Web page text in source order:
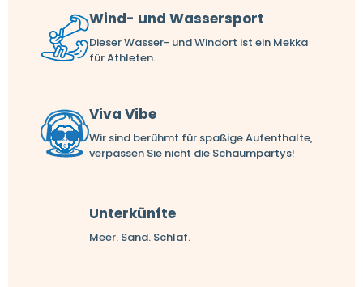
Wind- und Wassersport
Dieser Wasser- und Windort ist ein Mekka
für Athleten.
Viva Vibe
Wir sind berühmt für spaßige Aufenthalte,
verpassen Sie nicht die Schaumpartys!
Unterkünfte
Meer. Sand. Schlaf.